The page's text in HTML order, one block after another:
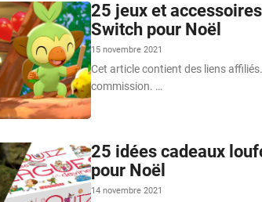
25 jeux et
Switch pour Noël
15 novembre 2021
Cet article contient des liens
commission. …
25 idées cadeaux
pour Noël
14 novembre 2021